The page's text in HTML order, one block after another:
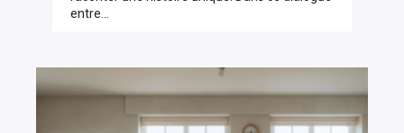
entre…